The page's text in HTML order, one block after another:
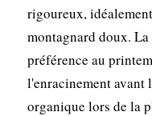
rigoureux,
montagnard doux.
préférence au
l'enracinement avant
organique lors de la